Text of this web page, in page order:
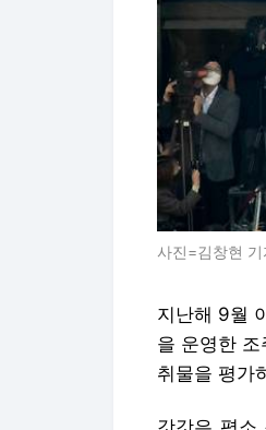
사진=김창현
지난해 9월
을 운영한
취물을 평가